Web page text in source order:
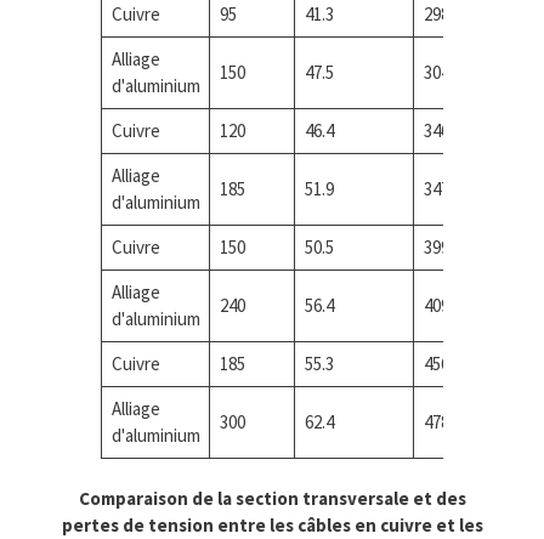
Cuivre 95 41.3 298
Alliage
d'aluminium
150 47.5 304
Cuivre 120 46.4 346
Alliage
d'aluminium
185 51.9 347
Cuivre 150 50.5 399
Alliage
d'aluminium
240 56.4 409
Cuivre 185 55.3 456
Alliage
d'aluminium
300 62.4 478
Comparaison de la section transversale et des
pertes de tension entre les câbles en cuivre et les